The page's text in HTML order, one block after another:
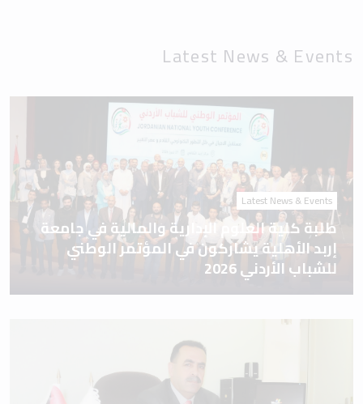
Latest News & Events
Latest News & Events
طلبة كلية العلوم الإدارية والمالية في جامعة
إربد الأهلية يشاركون في المؤتمر الوطني
للشباب الأردني 2026